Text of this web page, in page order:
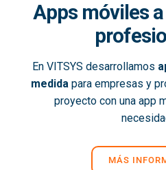
Apps móviles
En VITSYS desarrollamos
medida para empresas y
proyecto con una app
MÁS